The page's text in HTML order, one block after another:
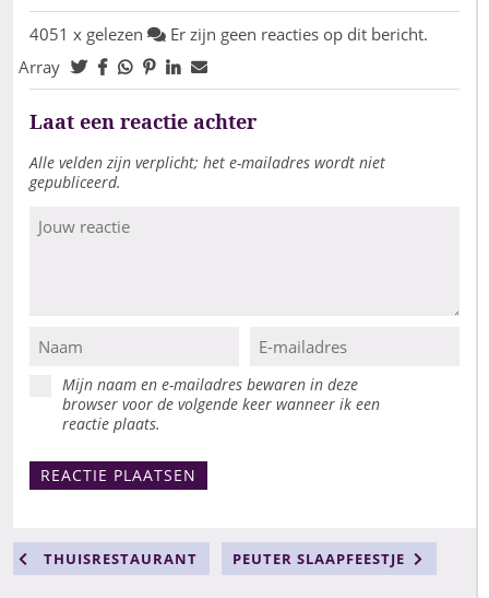
4051 x gelezen
Er zijn geen reacties op dit bericht.
Array
Laat een reactie achter
Alle velden zijn verplicht; het e-mailadres wordt niet
gepubliceerd.
Mijn naam en e-mailadres bewaren in deze
browser voor de volgende keer wanneer ik een
reactie plaats.
THUISRESTAURANT PEUTER SLAAPFEESTJE